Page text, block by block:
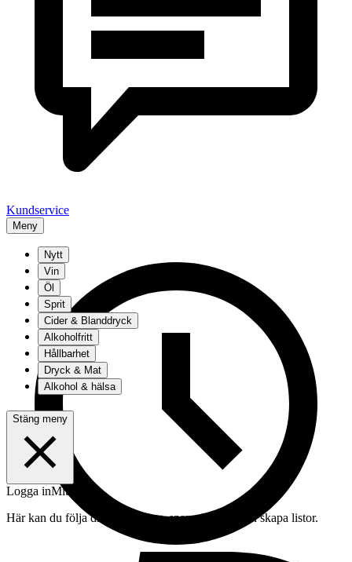
Kundservice
Meny
Nytt
Vin
Öl
Sprit
Cider & Blanddryck
Alkoholfritt
Hållbarhet
Dryck & Mat
Alkohol & hälsa
Stäng meny
Logga inMitt konto
Här kan du följa din beställning, spara drycker och skapa listor.